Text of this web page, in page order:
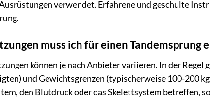
verwendet. Erfahrene und geschulte
muss ich für einen Tandemsprung
können je nach Anbieter variieren. In der
und Gewichtsgrenzen (typischerweise 100-200
den Blutdruck oder das Skelettsystem betreffen,